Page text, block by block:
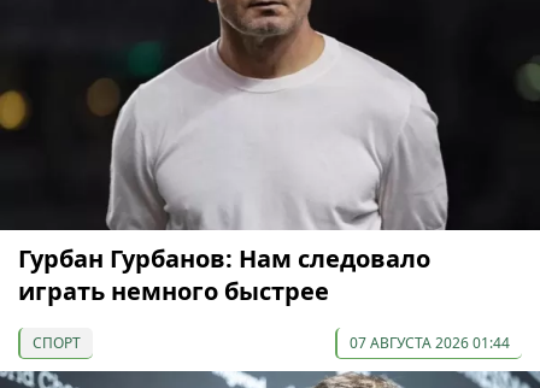
Гурбан Гурбанов: Нам следовало
играть немного быстрее
СПОРТ 07 АВГУСТА 2026 01:44